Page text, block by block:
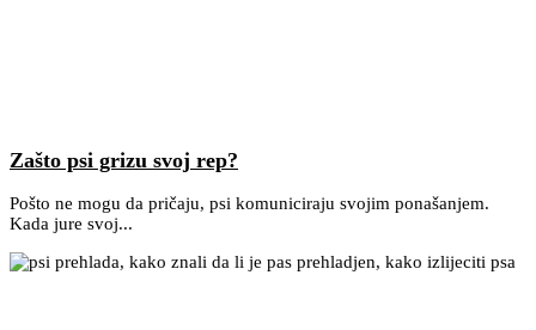
Zašto psi grizu svoj rep?
Pošto ne mogu da pričaju, psi komuniciraju svojim ponašanjem.
Kada jure svoj...